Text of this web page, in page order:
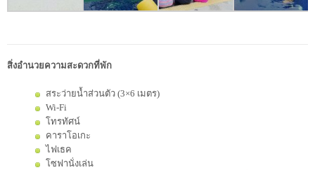
สิ่งอำนวยความสะดวกที่พัก
สระว่ายน้ำส่วนตัว (3×6 เมตร)
Wi-Fi
โทรทัศน์
คาราโอเกะ
ไฟเธค
โซฟานั่งเล่น